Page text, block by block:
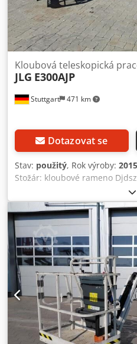
Stuttgart 471 km
Kloubová teleskopická
JLG E300AJP
Dotazovat se
Stav: použitý, Rok výroby: 2015
Stožár: kloubové rameno
227 kg Pro více informací
techniky.